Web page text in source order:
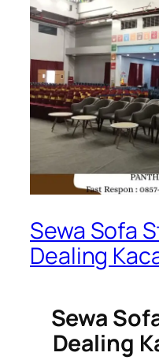
Sewa Sofa
Dealing
Sewa
Dealing